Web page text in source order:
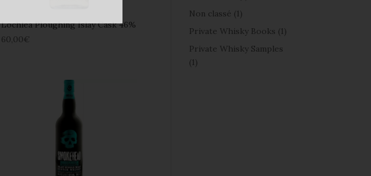
Lochlea Ploughing Islay Cask 46%
60,00€
Non classé (1)
Private Whisky Books (1)
Private Whisky Samples
(1)